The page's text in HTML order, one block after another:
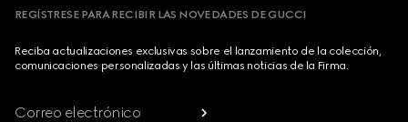
REGÍSTRESE PARA RECIBIR LAS NOVEDADES DE GUCCI
Reciba actualizaciones exclusivas sobre el lanzamiento de la colección,
comunicaciones personalizadas y las últimas noticias de la Firma.
Correo electrónico